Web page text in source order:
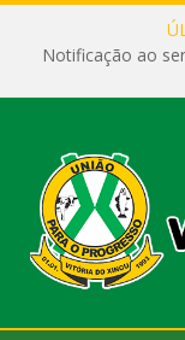
Notificação ao